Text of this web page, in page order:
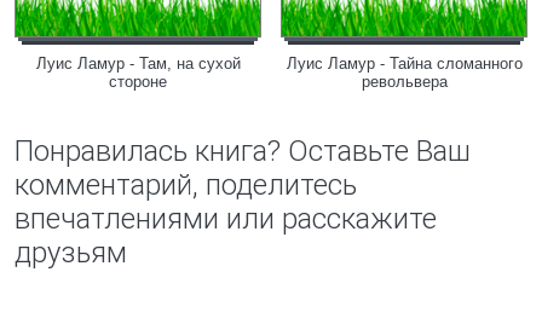
Луис Ламур - Там, на сухой
стороне
Луис Ламур - Тайна сломанного
револьвера
Понравилась книга? Оставьте Ваш
комментарий, поделитесь
впечатлениями или расскажите
друзьям